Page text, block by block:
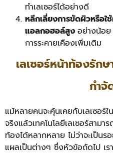
ทำเลเซอร์ได้อย่างดี
หลีกเลี่ยงการขัดผิวหรือ
แอลกอฮอล์สูง อย่างน้อย
การระคายเคืองเพิ่มเติม
เลเซอร์หน้าท้องรักษ
กำจั
แม้หลายคนจะคุ้นเคยกับเลเซอร์
จริงแล้วเทคโนโลยีเลเซอร์สาม
ท้องได้หลากหลาย ไม่ว่าจะเป็น
แผลเป็นต่างๆ ซึ่งหัวข้อถัดไป เร